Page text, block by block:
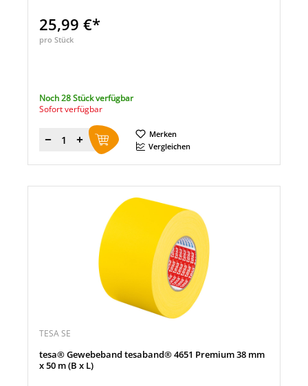
25,99 €*
pro Stück
Noch 28 Stück verfügbar
Sofort verfügbar
Menge
Merken
Vergleichen
TESA SE
tesa® Gewebeband tesaband® 4651 Premium 38 mm
x 50 m (B x L)